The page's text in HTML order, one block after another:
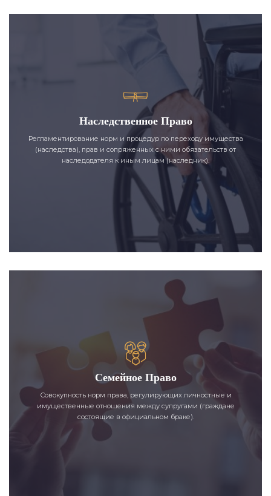
Наследственное Право
Регламентирование норм и процедур по переходу имущества
(наследства), прав и сопряженных с ними обязательств от
наследодателя к иным лицам (наследник).
Семейное Право
Совокупность норм права, регулирующих личностные и
имущественные отношения между супругами (граждане
состоящие в официальном браке).